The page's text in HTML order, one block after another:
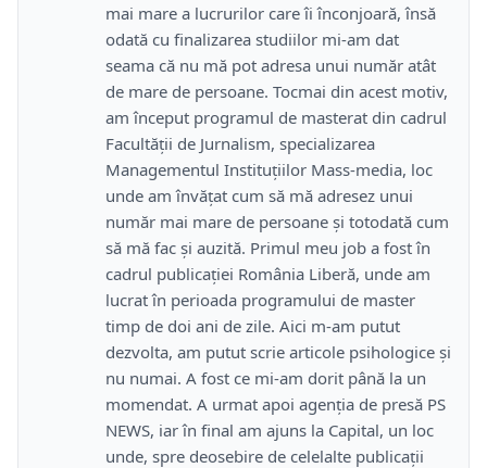
mai mare a lucrurilor care îi înconjoară, însă
odată cu finalizarea studiilor mi-am dat
seama că nu mă pot adresa unui număr atât
de mare de persoane. Tocmai din acest motiv,
am început programul de masterat din cadrul
Facultății de Jurnalism, specializarea
Managementul Instituțiilor Mass-media, loc
unde am învățat cum să mă adresez unui
număr mai mare de persoane și totodată cum
să mă fac și auzită. Primul meu job a fost în
cadrul publicației România Liberă, unde am
lucrat în perioada programului de master
timp de doi ani de zile. Aici m-am putut
dezvolta, am putut scrie articole psihologice și
nu numai. A fost ce mi-am dorit până la un
momendat. A urmat apoi agenția de presă PS
NEWS, iar în final am ajuns la Capital, un loc
unde, spre deosebire de celelalte publicații